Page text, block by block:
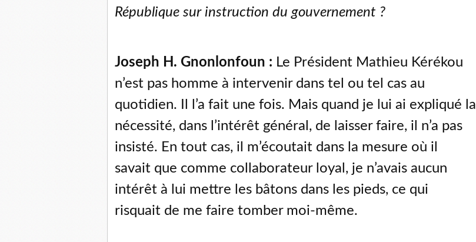
République sur instruction du gouvernement ?
Joseph H. Gnonlonfoun : Le Président Mathieu Kérékou
n’est pas homme à intervenir dans tel ou tel cas au
quotidien. Il l’a fait une fois. Mais quand je lui ai expliqué la
nécessité, dans l’intérêt général, de laisser faire, il n’a pas
insisté. En tout cas, il m’écoutait dans la mesure où il
savait que comme collaborateur loyal, je n’avais aucun
intérêt à lui mettre les bâtons dans les pieds, ce qui
risquait de me faire tomber moi-même.